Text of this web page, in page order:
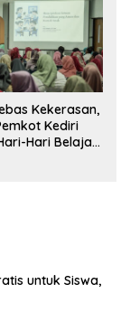
Kekerasan,
Kediri
Hari Belajar
untuk Siswa,